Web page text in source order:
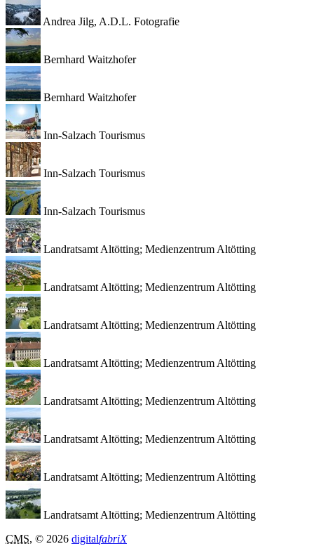
Andrea Jilg, A.D.L. Fotografie
Bernhard Waitzhofer
Bernhard Waitzhofer
Inn-Salzach Tourismus
Inn-Salzach Tourismus
Inn-Salzach Tourismus
Landratsamt Altötting; Medienzentrum Altötting
Landratsamt Altötting; Medienzentrum Altötting
Landratsamt Altötting; Medienzentrum Altötting
Landratsamt Altötting; Medienzentrum Altötting
Landratsamt Altötting; Medienzentrum Altötting
Landratsamt Altötting; Medienzentrum Altötting
Landratsamt Altötting; Medienzentrum Altötting
Landratsamt Altötting; Medienzentrum Altötting
CMS, © 2026 digitalfabriX